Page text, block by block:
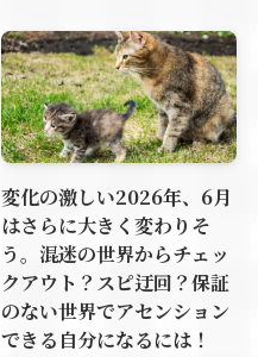
変化の激しい2026年、6月
はさらに大きく変わりそ
う。混迷の世界からチェッ
クアウト？スピ迂回？保証
のない世界でアセンション
できる自分になるには！